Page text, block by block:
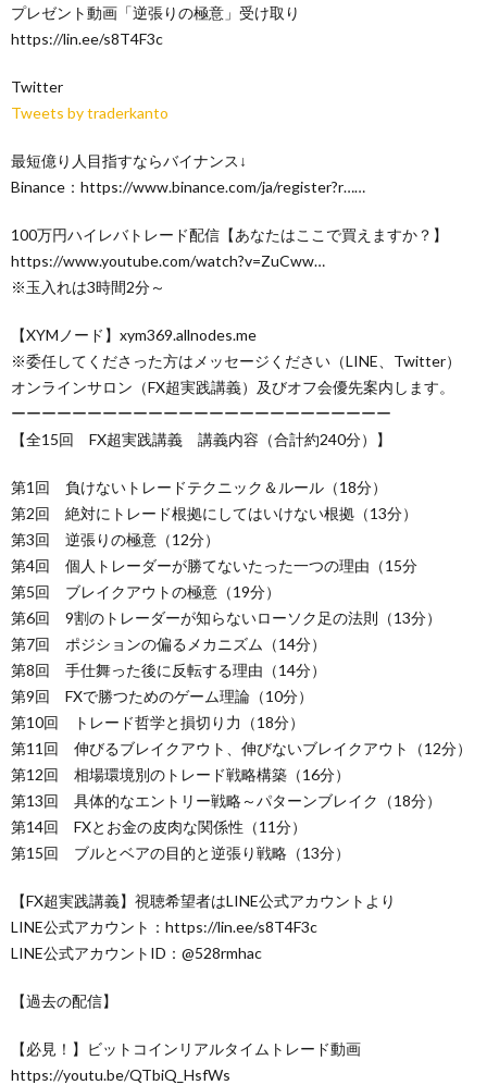
プレゼント動画「逆張りの極意」受け取り
https://lin.ee/s8T4F3c
Twitter
Tweets by traderkanto
最短億り人目指すならバイナンス↓
Binance：https://www.binance.com/ja/register?r……
100万円ハイレバトレード配信【あなたはここで買えますか？】
https://www.youtube.com/watch?v=ZuCww…
※玉入れは3時間2分～
【XYMノード】xym369.allnodes.me
※委任してくださった方はメッセージください（LINE、Twitter）
オンラインサロン（FX超実践講義）及びオフ会優先案内します。
ーーーーーーーーーーーーーーーーーーーーーーーーー
【全15回 FX超実践講義 講義内容（合計約240分）】
第1回 負けないトレードテクニック＆ルール（18分）
第2回 絶対にトレード根拠にしてはいけない根拠（13分）
第3回 逆張りの極意（12分）
第4回 個人トレーダーが勝てないたった一つの理由（15分
第5回 ブレイクアウトの極意（19分）
第6回 9割のトレーダーが知らないローソク足の法則（13分）
第7回 ポジションの偏るメカニズム（14分）
第8回 手仕舞った後に反転する理由（14分）
第9回 FXで勝つためのゲーム理論（10分）
第10回 トレード哲学と損切り力（18分）
第11回 伸びるブレイクアウト、伸びないブレイクアウト（12分）
第12回 相場環境別のトレード戦略構築（16分）
第13回 具体的なエントリー戦略～パターンブレイク（18分）
第14回 FXとお金の皮肉な関係性（11分）
第15回 ブルとベアの目的と逆張り戦略（13分）
【FX超実践講義】視聴希望者はLINE公式アカウントより
LINE公式アカウント：https://lin.ee/s8T4F3c
LINE公式アカウントID：@528rmhac
【過去の配信】
【必見！】ビットコインリアルタイムトレード動画
https://youtu.be/QTbiQ_HsfWs​​​​